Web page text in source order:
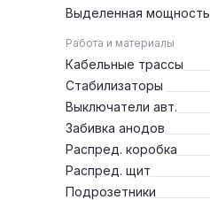
Выделенная мощность
Работа и материалы
Кабельные трассы
Стабилизаторы
Выключатели авт.
Распред. коробка
Забивка анодов
Распред. щит
Подрозетники